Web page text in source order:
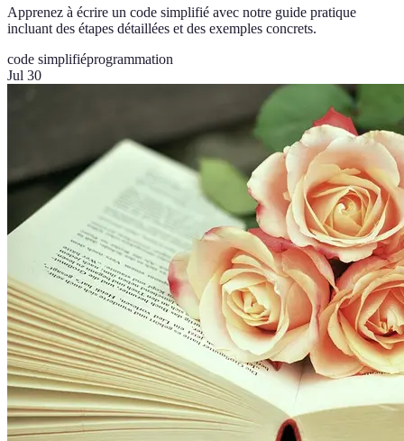
Apprenez à écrire un code simplifié avec notre guide pratique
incluant des étapes détaillées et des exemples concrets.
code simplifiéprogrammation
Jul 30